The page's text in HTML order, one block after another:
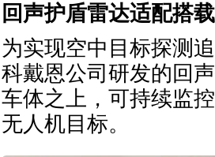
回声护盾雷达适配搭载
为实现空中目标探测
科戴恩公司研发的回
车体之上，可持续监
无人机目标。